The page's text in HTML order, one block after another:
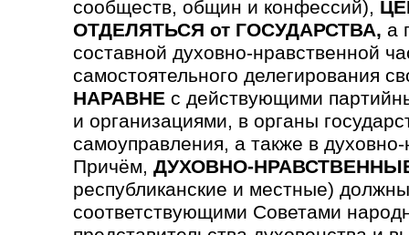
сообществ, общин и конфессий),
ОТДЕЛЯТЬСЯ от ГОСУДАРСТВА, а
составной духовно-нравственной
самостоятельного делегирования
НАРАВНЕ с действующими
и организациями, в органы
самоуправления, а также в
Причём, ДУХОВНО-
республиканские и местные)
соответствующими Советами